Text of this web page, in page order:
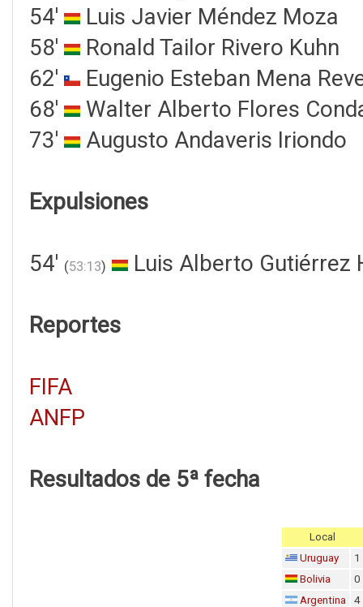
54'
Luis Javier Méndez Moza
58'
Ronald Tailor Rivero Kuhn
62'
Eugenio Esteban Mena
68'
Walter Alberto Flores
73'
Augusto Andaveris Iriondo
Expulsiones
54' (53:13) Luis Alberto Gutiérrez
Reportes
FIFA
ANFP
Resultados de 5ª fecha
Local
Uruguay
1
Bolivia
0
Argentina
4